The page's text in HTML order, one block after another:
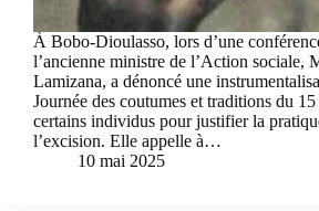
À Bobo-Dioulasso, lors d’une
l’ancienne ministre de l’Action sociale,
Lamizana, a dénoncé une
Journée des coutumes et traditions du
certains individus pour justifier la
l’excision. Elle appelle à…
10 mai 2025